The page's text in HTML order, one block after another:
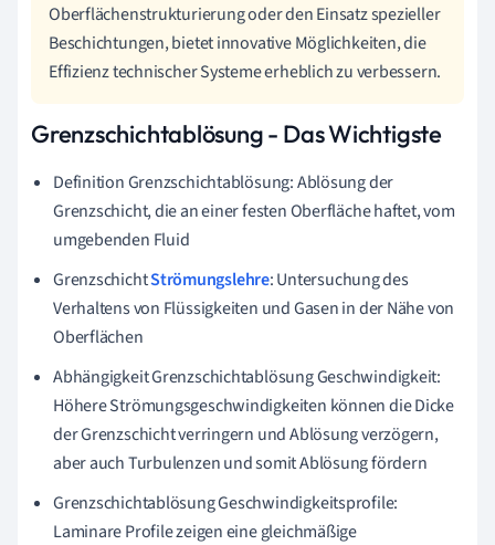
Oberflächenstrukturierung oder den Einsatz spezieller
Beschichtungen, bietet innovative Möglichkeiten, die
Effizienz technischer Systeme erheblich zu verbessern.
Grenzschichtablösung - Das Wichtigste
Definition Grenzschichtablösung: Ablösung der
Grenzschicht, die an einer festen Oberfläche haftet, vom
umgebenden Fluid
GrenzschichtStrömungslehre: Untersuchung des
Verhaltens von Flüssigkeiten und Gasen in der Nähe von
Oberflächen
Abhängigkeit Grenzschichtablösung Geschwindigkeit:
Höhere Strömungsgeschwindigkeiten können die Dicke
der Grenzschicht verringern und Ablösung verzögern,
aber auch Turbulenzen und somit Ablösung fördern
Grenzschichtablösung Geschwindigkeitsprofile:
Laminare Profile zeigen eine gleichmäßige